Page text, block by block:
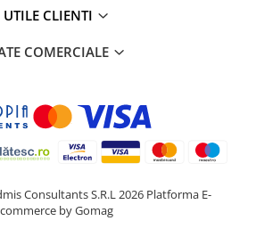
UTILE CLIENTI
COMERCIALE
Consultants S.R.L 2026 Platforma E-
commerce by Gomag